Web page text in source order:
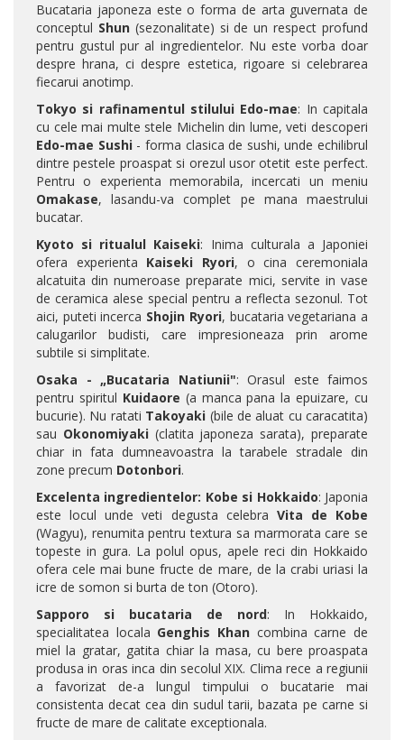
Bucataria japoneza este o forma de arta guvernata de
conceptul Shun(sezonalitate) si de un respect profund
pentru gustul pur al ingredientelor. Nu este vorba doar
despre hrana, ci despre estetica, rigoare si celebrarea
fiecarui anotimp.
Tokyo si rafinamentul stilului Edo-mae: In capitala
cu cele mai multe stele Michelin din lume, veti descoperi
Edo-mae Sushi- forma clasica de sushi, unde echilibrul
dintre pestele proaspat si orezul usor otetit este perfect.
Pentru o experienta memorabila, incercati un meniu
Omakase, lasandu-va complet pe mana maestrului
bucatar.
Kyoto si ritualul Kaiseki: Inima culturala a Japoniei
ofera experienta Kaiseki Ryori, o cina ceremoniala
alcatuita din numeroase preparate mici, servite in vase
de ceramica alese special pentru a reflecta sezonul. Tot
aici, puteti incerca Shojin Ryori, bucataria vegetariana a
calugarilor budisti, care impresioneaza prin arome
subtile si simplitate.
Osaka - „Bucataria Natiunii": Orasul este faimos
pentru spiritul Kuidaore (a manca pana la epuizare, cu
bucurie). Nu ratati Takoyaki (bile de aluat cu caracatita)
sau Okonomiyaki(clatita japoneza sarata), preparate
chiar in fata dumneavoastra la tarabele stradale din
zone precum Dotonbori.
Excelenta ingredientelor: Kobe si Hokkaido: Japonia
este locul unde veti degusta celebra Vita de Kobe
(Wagyu), renumita pentru textura sa marmorata care se
topeste in gura. La polul opus, apele reci din Hokkaido
ofera cele mai bune fructe de mare, de la crabi uriasi la
icre de somon si burta de ton (Otoro).
Sapporo si bucataria de nord: In Hokkaido,
specialitatea locala Genghis Khan combina carne de
miel la gratar, gatita chiar la masa, cu bere proaspata
produsa in oras inca din secolul XIX. Clima rece a regiunii
a favorizat de-a lungul timpului o bucatarie mai
consistenta decat cea din sudul tarii, bazata pe carne si
fructe de mare de calitate exceptionala.